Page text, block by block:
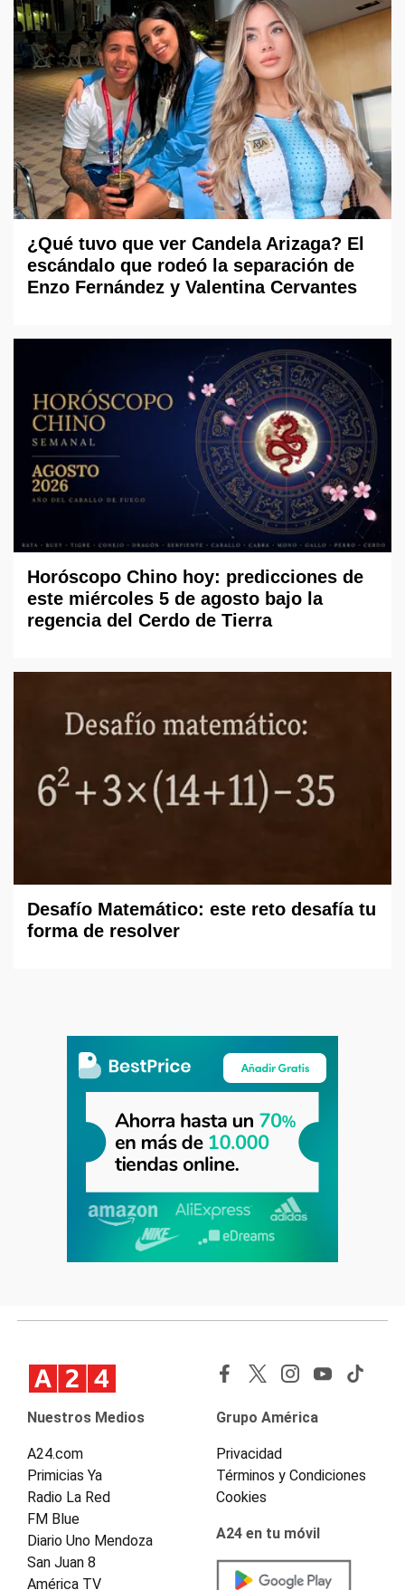
¿Qué tuvo que ver Candela Arizaga? El
escándalo que rodeó la separación de
Enzo Fernández y Valentina Cervantes
Horóscopo Chino hoy: predicciones de
este miércoles 5 de agosto bajo la
regencia del Cerdo de Tierra
Desafío Matemático: este reto desafía tu
forma de resolver
Nuestros Medios
A24.com
Primicias Ya
Radio La Red
FM Blue
Diario Uno Mendoza
San Juan 8
América TV
Grupo América
Privacidad
Términos y Condiciones
Cookies
A24 en tu móvil